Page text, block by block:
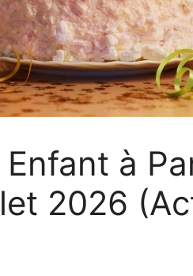
à
2026